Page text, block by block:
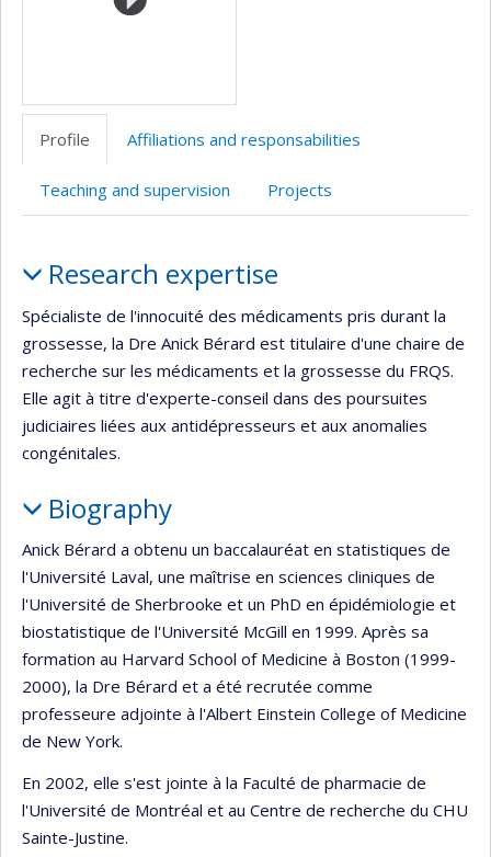
recherche
Profile Affiliations and responsabilities
Teaching and supervision Projects
Research expertise
Spécialiste de l'innocuité des médicaments pris durant la
grossesse, la Dre Anick Bérard est titulaire d'une chaire de
recherche sur les médicaments et la grossesse du FRQS.
Elle agit à titre d'experte-conseil dans des poursuites
judiciaires liées aux antidépresseurs et aux anomalies
congénitales.
Biography
Anick Bérard a obtenu un baccalauréat en statistiques de
l'Université Laval, une maîtrise en sciences cliniques de
l'Université de Sherbrooke et un PhD en épidémiologie et
biostatistique de l'Université McGill en 1999. Après sa
formation au Harvard School of Medicine à Boston (1999-
2000), la Dre Bérard et a été recrutée comme
professeure adjointe à l'Albert Einstein College of Medicine
de New York.
En 2002, elle s'est jointe à la Faculté de pharmacie de
l'Université de Montréal et au Centre de recherche du CHU
Sainte-Justine.